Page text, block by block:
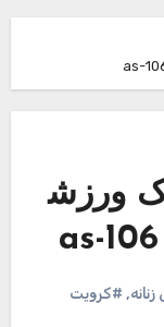
ورزش
, #کرویت